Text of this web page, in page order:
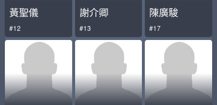
黃聖儀
#12
謝介卿
#13
陳廣駿
#17